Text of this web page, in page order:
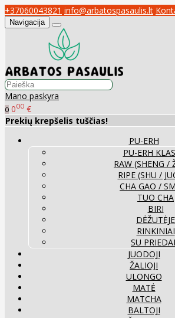
+37060043821 info@arbatospasaulis.lt
Navigacija
Mano paskyra
0 000 €
Prekių krepšelis tuščias!
PU-ERH
PU-ERH
RAW (SHENG /
RIPE (SHU /
CHA GAO /
TUO CHA
BIRI
DĖŽUTĖJE
RINKINIAI
SU
JUODOJI
ŽALIOJI
ULONGO
MATĖ
MATCHA
BALTOJI